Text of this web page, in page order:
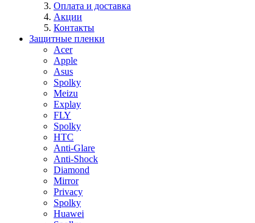
Оплата и доставка
Акции
Контакты
Защитные пленки
Acer
Apple
Asus
Spolky
Meizu
Explay
FLY
Spolky
HTC
Anti-Glare
Anti-Shock
Diamond
Mirror
Privacy
Spolky
Huawei